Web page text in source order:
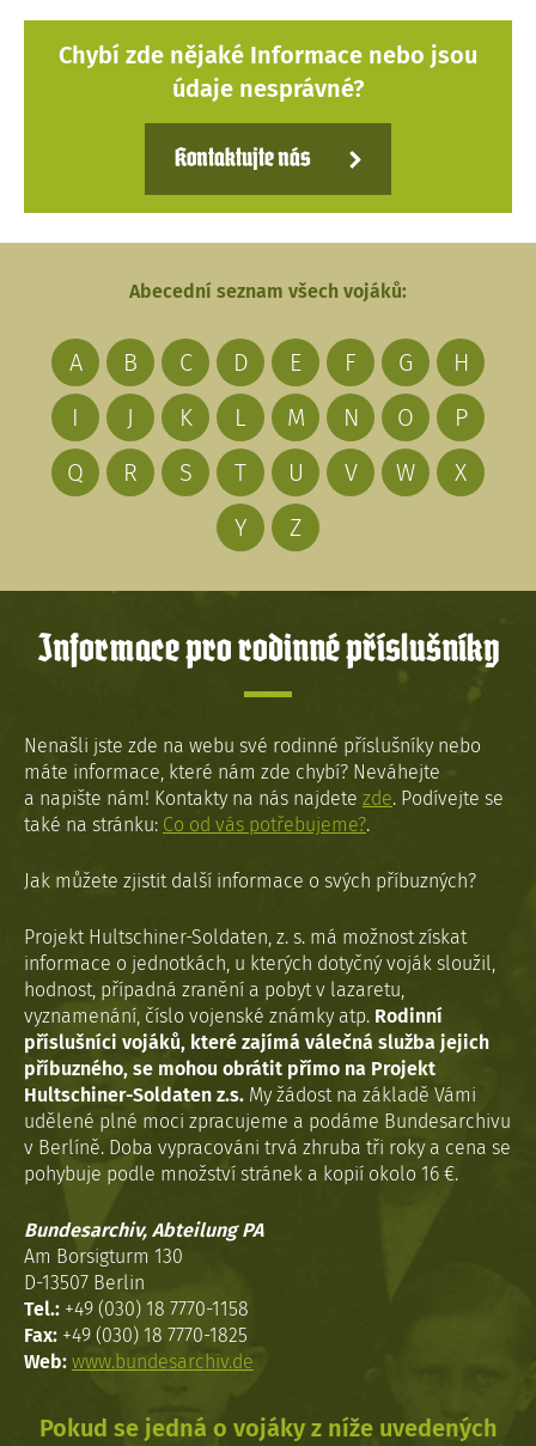
Chybí zde nějaké Informace nebo jsou
údaje nesprávné?
Kontaktujte nás
Abecední seznam všech vojáků:
A B C D E F G
H
I
J K L M N O
P
Q
R S T U V W
X
Y
Z
Informace pro rodinné příslušníky
Nenašli jste zde na webu své rodinné příslušníky nebo
máte informace, které nám zde chybí? Neváhejte
a napište nám! Kontakty na nás najdete zde. Podívejte se
také na stránku: Co od vás potřebujeme?.
Jak můžete zjistit další informace o svých příbuzných?
Projekt Hultschiner-Soldaten, z. s. má možnost získat
informace o jednotkách, u kterých dotyčný voják sloužil,
hodnost, případná zranění a pobyt v lazaretu,
vyznamenání, číslo vojenské známky atp. Rodinní
příslušníci vojáků, které zajímá válečná služba jejich
příbuzného, se mohou obrátit přímo na Projekt
Hultschiner-Soldaten z.s. My žádost na základě Vámi
udělené plné moci zpracujeme a podáme Bundesarchivu
v Berlíně. Doba vypracováni trvá zhruba tři roky a cena se
pohybuje podle množství stránek a kopií okolo 16 €.
Bundesarchiv, Abteilung PA
Am Borsigturm 130
D-13507 Berlin
Tel.: +49 (030) 18 7770-1158
Fax: +49 (030) 18 7770-1825
Web: www.bundesarchiv.de
Pokud se jedná o vojáky z níže uvedených